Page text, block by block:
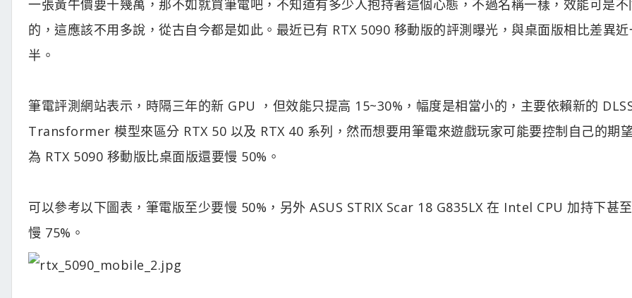
一張黃牛價要十幾萬，那不如就買筆電吧，不知道有多少人抱持著這個心態，不過名稱一樣，效能可是不
的，這應該不用多說，從古自今都是如此。最近已有 RTX 5090 移動版的評測曝光，與桌面版相比差異近
半。
筆電評測網站表示，時隔三年的新 GPU ，但效能只提高 15~30%，幅度是相當小的，主要依賴新的
Transformer 模型來區分 RTX 50 以及 RTX 40 系列，然而想要用筆電來遊戲玩家可能要控制自己的期
為 RTX 5090 移動版比桌面版還要慢 50%。
可以參考以下圖表，筆電版至少要慢 50%，另外 ASUS STRIX Scar 18 G835LX 在 Intel CPU 加持下甚
慢 75%。